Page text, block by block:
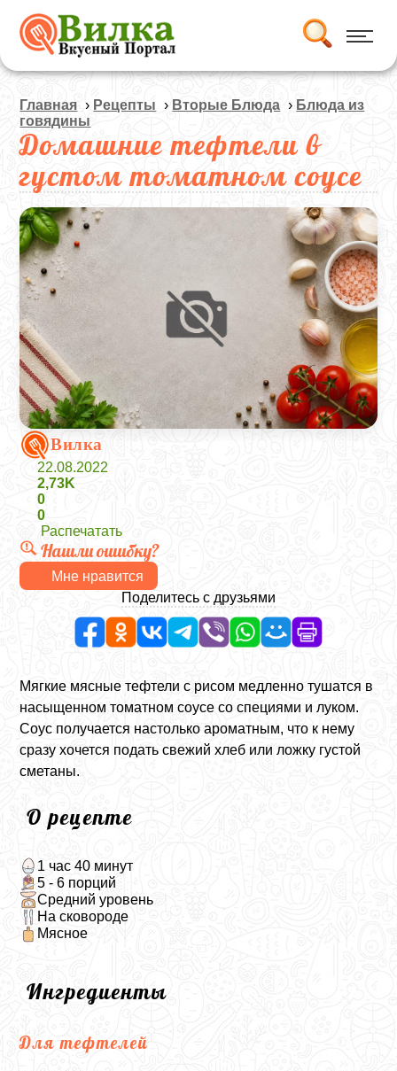
Главная › Рецепты › Вторые Блюда › Блюда из
говядины
Домашние тефтели в
густом томатном соусе
Вилка
22.08.2022
2,73K
0
0
Распечатать
Нашли ошибку?
Мне нравится
Поделитесь с друзьями
Мягкие мясные тефтели с рисом медленно тушатся в
насыщенном томатном соусе со специями и луком.
Соус получается настолько ароматным, что к нему
сразу хочется подать свежий хлеб или ложку густой
сметаны.
О рецепте
1 час 40 минут
5 - 6 порций
Средний уровень
На сковороде
Мясное
Ингредиенты
Для тефтелей